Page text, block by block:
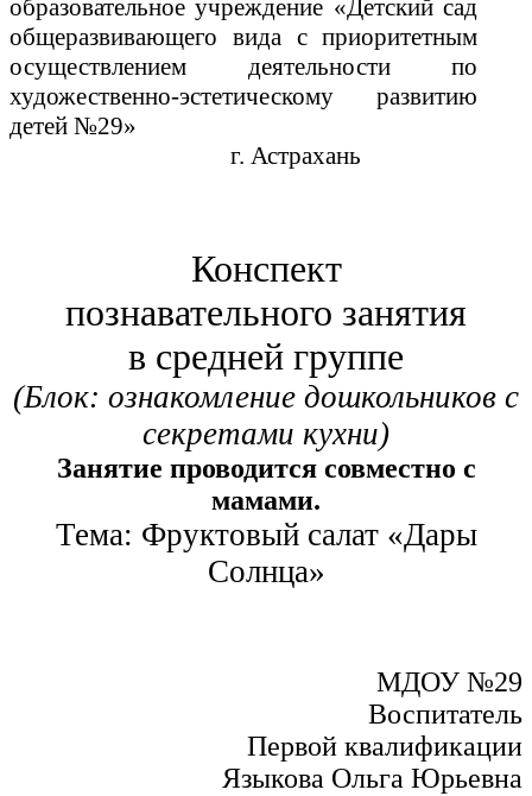
образовательное учреждение «Детский сад
общеразвивающего вида с приоритетным
осуществлением деятельности по
художественно-эстетическому развитию
детей №29»
Астрахань
Конспект
познавательного занятия
в средней группе
(Блок: ознакомление дошкольников с
секретами кухни)
Занятие проводится совместно с
мамами.
Тема: Фруктовый салат «Дары
Солнца»
МДОУ №29
Воспитатель
Первой квалификации
Языкова Ольга Юрьевна